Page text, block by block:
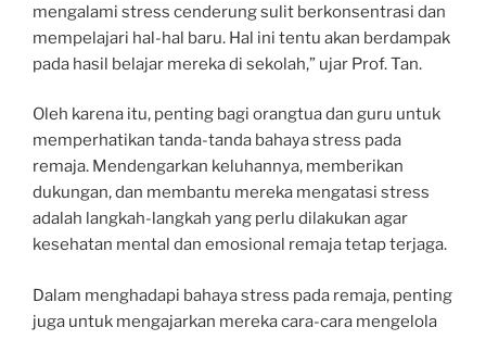
mengalami stress cenderung sulit berkonsentrasi dan
mempelajari hal-hal baru. Hal ini tentu akan berdampak
pada hasil belajar mereka di sekolah,” ujar Prof. Tan.
Oleh karena itu, penting bagi orangtua dan guru untuk
memperhatikan tanda-tanda bahaya stress pada
remaja. Mendengarkan keluhannya, memberikan
dukungan, dan membantu mereka mengatasi stress
adalah langkah-langkah yang perlu dilakukan agar
kesehatan mental dan emosional remaja tetap terjaga.
Dalam menghadapi bahaya stress pada remaja, penting
juga untuk mengajarkan mereka cara-cara mengelola